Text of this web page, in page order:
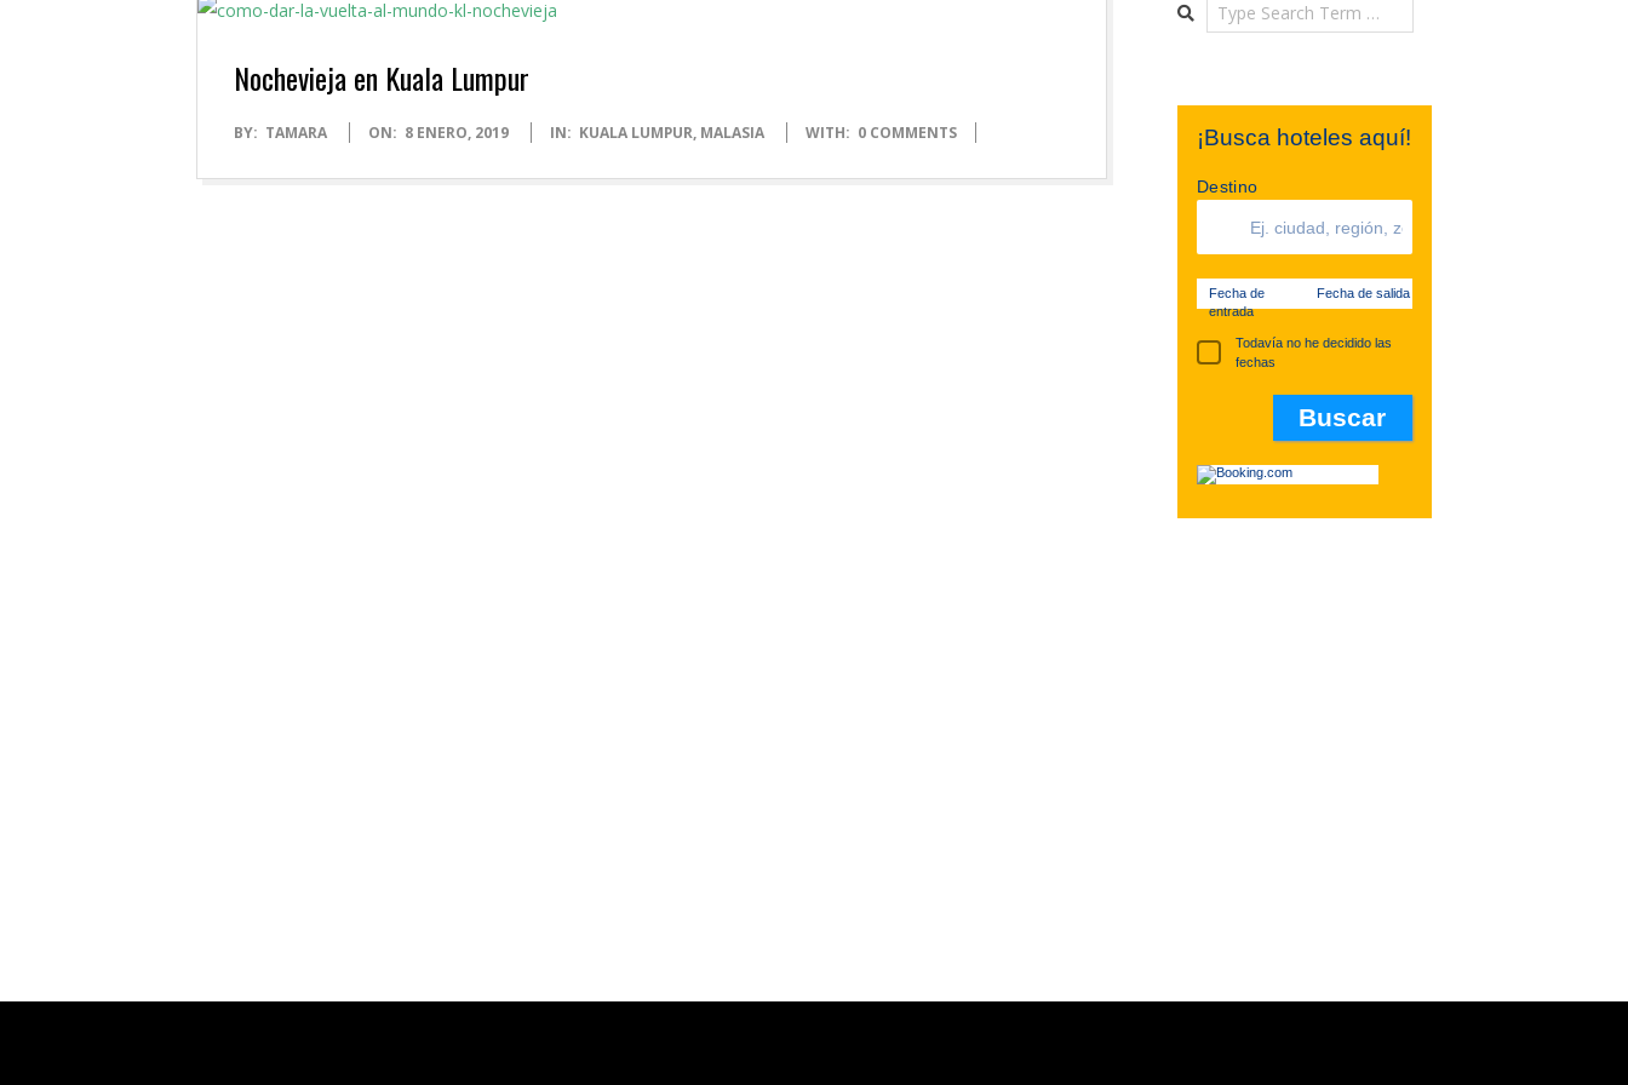
Nochevieja en Kuala Lumpur
2019-
BY: TAMARA ON: 8 ENERO, 2019 IN: KUALA LUMPUR, MALASIA WITH: 0 COMMENTS ¡Busca hoteles aquí!
Destino
Fecha de
entrada
Fecha de salida
Todavía no he decidido las
fechas